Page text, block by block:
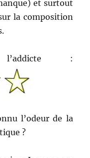
et surtout
la composition
:
l’odeur de la
?